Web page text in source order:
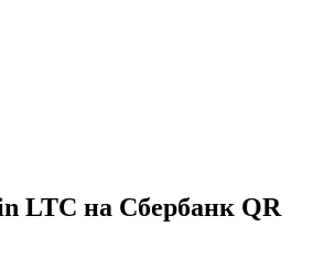
LTC на Сбербанк QR